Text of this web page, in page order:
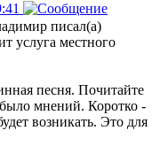
писал(а)
услуга местного
песня. Почитайте
мнений. Коротко -
возникать. Это для